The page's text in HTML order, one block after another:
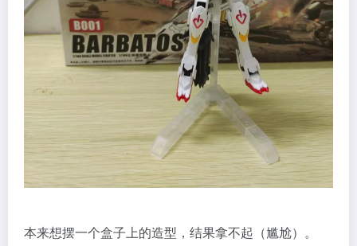
本来想摆一个盒子上的造型，结果拿不起（尴尬）。